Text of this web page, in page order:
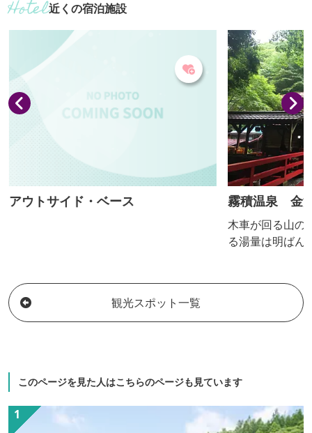
名づけられた山です。富士山に似た山容
から「川浦富士」、あるいは、山頂部が
二峯に分かれているため「矢筈（やは
ず）山」といった別名もあります。 標高
1756.7メートルの山頂からは、360度の
展望が素晴らしく、浅間山はもちろん、
北アルプス、上信越...
潤いをもたらす
る露天風呂や広
楽しめます。
近くの宿泊施設
アウトサイド・ベース 霧積温泉 金
木車が回る山の
る湯量は明ばん
観光スポット一覧
このページを見た人はこちらのページも見ています